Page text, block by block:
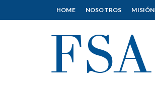
HOME NOSOTROS MISIÓN